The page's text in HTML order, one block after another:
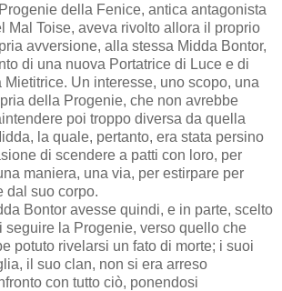
della Fenice, antica antagonista
Mal Toise, aveva rivolto allora il proprio
avversione, alla stessa Midda Bontor,
di una nuova Portatrice di Luce e di
Mietitrice. Un interesse, uno scopo, una
della Progenie, che non avrebbe
poi troppo diversa da quella
la quale, pertanto, era stata persino
di scendere a patti con loro, per
maniera, una via, per estirpare per
dal suo corpo.
Bontor avesse quindi, e in parte, scelto
seguire la Progenie, verso quello che
potuto rivelarsi un fato di morte; i suoi
il suo clan, non si era arreso
con tutto ciò, ponendosi